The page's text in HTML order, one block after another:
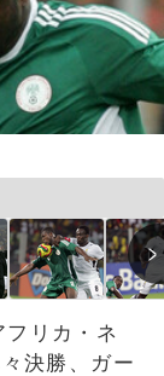
リカ・ネ
決勝、ガー